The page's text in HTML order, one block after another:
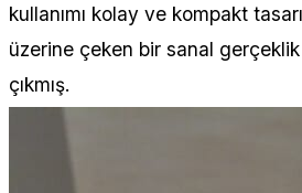
kullanımı kolay ve kompakt
üzerine çeken bir sanal
çıkmış.